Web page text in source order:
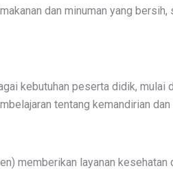
dan minuman yang
kebutuhan peserta didik, mulai
tentang kemandirian
memberikan layanan